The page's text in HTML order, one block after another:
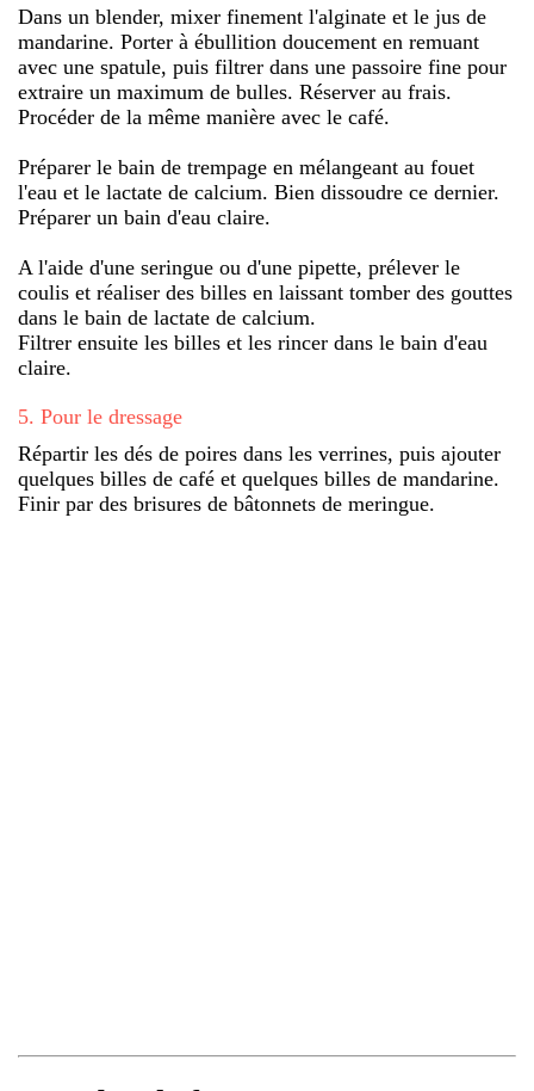
Dans un blender, mixer finement l'alginate et le jus de
mandarine. Porter à ébullition doucement en remuant
avec une spatule, puis filtrer dans une passoire fine pour
extraire un maximum de bulles. Réserver au frais.
Procéder de la même manière avec le café.
Préparer le bain de trempage en mélangeant au fouet
l'eau et le lactate de calcium. Bien dissoudre ce dernier.
Préparer un bain d'eau claire.
A l'aide d'une seringue ou d'une pipette, prélever le
coulis et réaliser des billes en laissant tomber des gouttes
dans le bain de lactate de calcium.
Filtrer ensuite les billes et les rincer dans le bain d'eau
claire.
5. Pour le dressage
Répartir les dés de poires dans les verrines, puis ajouter
quelques billes de café et quelques billes de mandarine.
Finir par des brisures de bâtonnets de meringue.